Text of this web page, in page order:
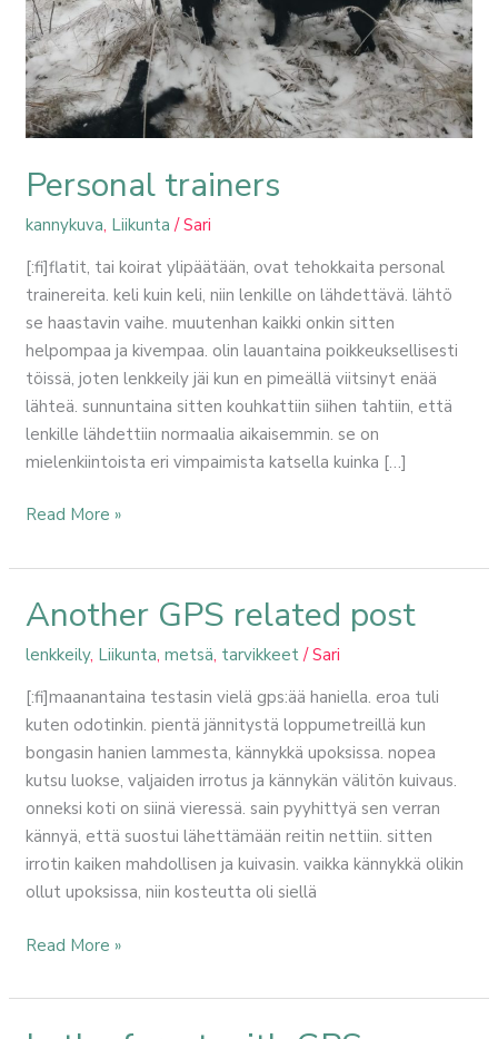
Personal trainers
kannykuva, Liikunta /Sari
[:fi]flatit, tai koirat ylipäätään, ovat tehokkaita personal
trainereita. keli kuin keli, niin lenkille on lähdettävä. lähtö
se haastavin vaihe. muutenhan kaikki onkin sitten
helpompaa ja kivempaa. olin lauantaina poikkeuksellisesti
töissä, joten lenkkeily jäi kun en pimeällä viitsinyt enää
lähteä. sunnuntaina sitten kouhkattiin siihen tahtiin, että
lenkille lähdettiin normaalia aikaisemmin. se on
mielenkiintoista eri vimpaimista katsella kuinka […]
Read More »
Another GPS related post
lenkkeily, Liikunta,metsä, tarvikkeet/Sari
[:fi]maanantaina testasin vielä gps:ää haniella. eroa tuli
kuten odotinkin. pientä jännitystä loppumetreillä kun
bongasin hanien lammesta, kännykkä upoksissa. nopea
kutsu luokse, valjaiden irrotus ja kännykän välitön kuivaus.
onneksi koti on siinä vieressä. sain pyyhittyä sen verran
kännyä, että suostui lähettämään reitin nettiin. sitten
irrotin kaiken mahdollisen ja kuivasin. vaikka kännykkä olikin
ollut upoksissa, niin kosteutta oli siellä
Another
related
post
Read More »